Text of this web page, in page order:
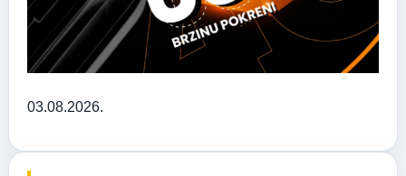
03.08.2026.